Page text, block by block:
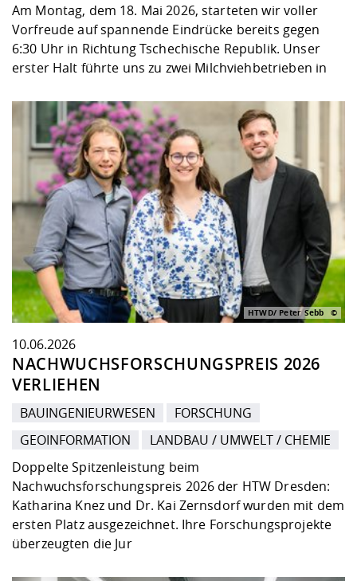
Am Montag, dem 18. Mai 2026, starteten wir voller
Vorfreude auf spannende Eindrücke bereits gegen
6:30 Uhr in Richtung Tschechische Republik. Unser
erster Halt führte uns zu zwei Milchviehbetrieben in
NACHWUCHSFORSCHUNGSPREIS 2026
VERLIEHEN
10.06.2026
BAUINGENIEURWESEN
FORSCHUNG
GEOINFORMATION
LANDBAU / UMWELT / CHEMIE
Doppelte Spitzenleistung beim
Nachwuchsforschungspreis 2026 der HTW Dresden:
Katharina Knez und Dr. Kai Zernsdorf wurden mit dem
ersten Platz ausgezeichnet. Ihre Forschungsprojekte
überzeugten die Jur
HTWD/ Peter Sebb